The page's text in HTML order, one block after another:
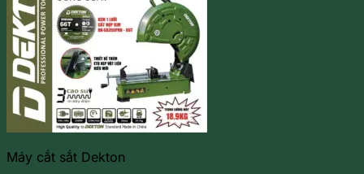
Máy cắt sắt Dekton